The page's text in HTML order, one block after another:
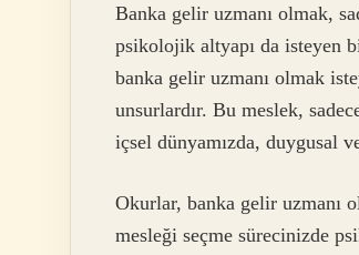
Banka gelir uzmanı olmak,
psikolojik altyapı da isteyen
banka gelir uzmanı olmak
unsurlardır. Bu meslek,
içsel dünyamızda, duygusal
Okurlar, banka gelir uzmanı
mesleği seçme sürecinizde